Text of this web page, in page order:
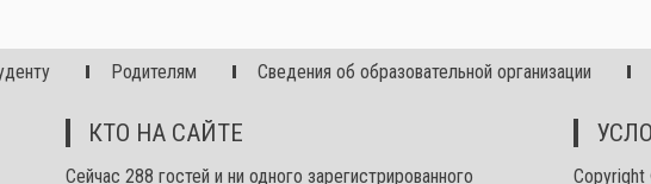
Родителям Сведения об образовательной организации
КТО НА САЙТЕ
Сейчас 288 гостей и ни одного зарегистрированного